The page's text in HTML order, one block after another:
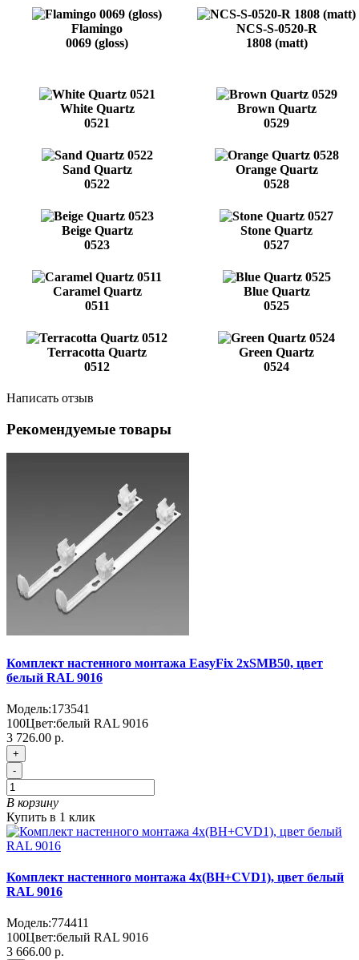
Flamingo
0069 (gloss)
NCS-S-0520-R
1808 (matt)
White Quartz
0521
Brown Quartz
0529
Sand Quartz
0522
Orange Quartz
0528
Beige Quartz
0523
Stone Quartz
0527
Caramel Quartz
0511
Blue Quartz
0525
Terracotta Quartz
0512
Green Quartz
0524
Написать отзыв
Рекомендуемые товары
Комплект настенного монтажа EasyFix 2хSMB50, цвет
белый RAL 9016
Модель:173541
100Цвет:белый RAL 9016
3 726.00 р.
+
-
В корзину
Купить в 1 клик
Комплект настенного монтажа 4х(BH+CVD1), цвет белый
RAL 9016
Модель:774411
100Цвет:белый RAL 9016
3 666.00 р.